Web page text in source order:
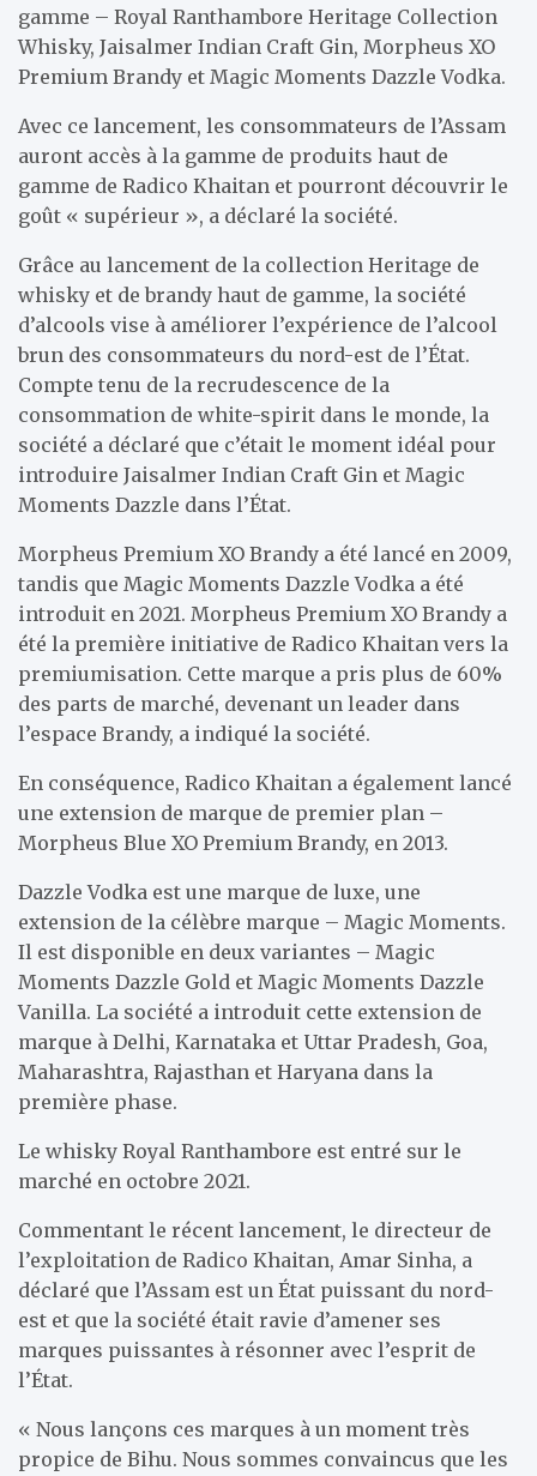
gamme – Royal Ranthambore Heritage Collection
Whisky, Jaisalmer Indian Craft Gin, Morpheus XO
Premium Brandy et Magic Moments Dazzle Vodka.
Avec ce lancement, les consommateurs de l’Assam
auront accès à la gamme de produits haut de
gamme de Radico Khaitan et pourront découvrir le
goût « supérieur », a déclaré la société.
Grâce au lancement de la collection Heritage de
whisky et de brandy haut de gamme, la société
d’alcools vise à améliorer l’expérience de l’alcool
brun des consommateurs du nord-est de l’État.
Compte tenu de la recrudescence de la
consommation de white-spirit dans le monde, la
société a déclaré que c’était le moment idéal pour
introduire Jaisalmer Indian Craft Gin et Magic
Moments Dazzle dans l’État.
Morpheus Premium XO Brandy a été lancé en 2009,
tandis que Magic Moments Dazzle Vodka a été
introduit en 2021. Morpheus Premium XO Brandy a
été la première initiative de Radico Khaitan vers la
premiumisation. Cette marque a pris plus de 60%
des parts de marché, devenant un leader dans
l’espace Brandy, a indiqué la société.
En conséquence, Radico Khaitan a également lancé
une extension de marque de premier plan –
Morpheus Blue XO Premium Brandy, en 2013.
Dazzle Vodka est une marque de luxe, une
extension de la célèbre marque – Magic Moments.
Il est disponible en deux variantes – Magic
Moments Dazzle Gold et Magic Moments Dazzle
Vanilla. La société a introduit cette extension de
marque à Delhi, Karnataka et Uttar Pradesh, Goa,
Maharashtra, Rajasthan et Haryana dans la
première phase.
Le whisky Royal Ranthambore est entré sur le
marché en octobre 2021.
Commentant le récent lancement, le directeur de
l’exploitation de Radico Khaitan, Amar Sinha, a
déclaré que l’Assam est un État puissant du nord-
est et que la société était ravie d’amener ses
marques puissantes à résonner avec l’esprit de
l’État.
« Nous lançons ces marques à un moment très
propice de Bihu. Nous sommes convaincus que les